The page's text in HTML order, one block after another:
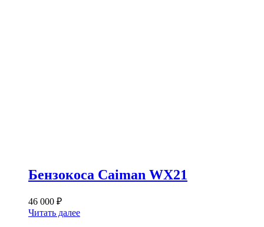
Бензокоса Caiman WX21
46 000 ₽
Читать далее